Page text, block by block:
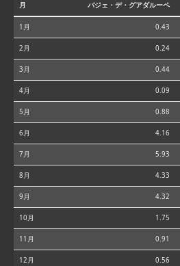
月 バジェ・デ・グアダルーペ
1月 0.43
2月 0.24
3月 0.44
4月 0.09
5月 0.88
6月 4.16
7月 5.93
8月 4.33
9月 4.32
10月 1.75
11月 0.91
12月 0.56